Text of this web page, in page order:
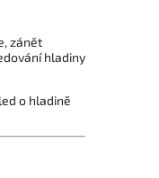
zánět
hladiny
o hladině